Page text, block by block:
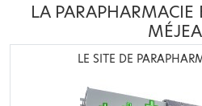
LA
LE SITE DE